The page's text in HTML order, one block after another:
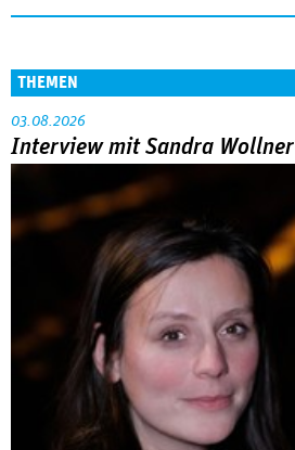
THEMEN
03.08.2026
Interview mit Sandra Wollner